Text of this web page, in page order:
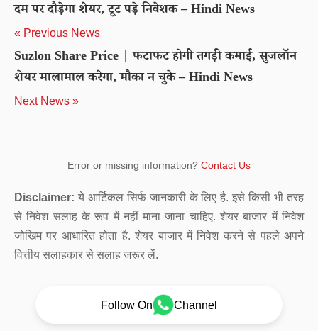
दम पर दौड़ेगा शेयर, टूट पड़े निवेशक – Hindi News
« Previous News
Suzlon Share Price | फटाफट होगी तगड़ी कमाई, सुजलॉन
शेयर मालामाल करेगा, मौका न चुके – Hindi News
Next News »
Error or missing information? Contact Us
Disclaimer: ये आर्टिकल सिर्फ जानकारी के लिए है. इसे किसी भी तरह
से निवेश सलाह के रूप में नहीं माना जाना चाहिए. शेयर बाजार में निवेश
जोखिम पर आधारित होता है. शेयर बाजार में निवेश करने से पहले अपने
वित्तीय सलाहकार से सलाह जरूर लें.
Follow On Channel